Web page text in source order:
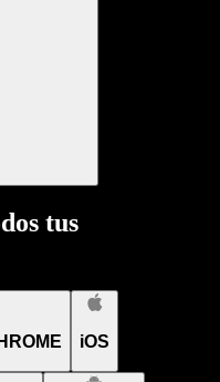
tus
iOS